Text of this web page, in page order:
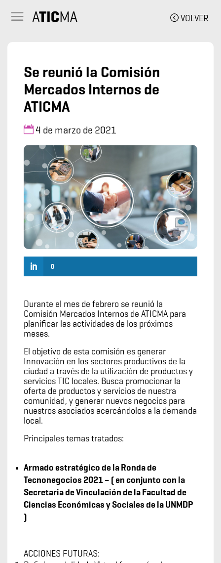
VOLVER
Se reunió la Comisión
Mercados Internos de
ATICMA
4 de marzo de 2021
0
Durante el mes de febrero se reunió la
Comisión Mercados Internos de ATICMA para
planificar las actividades de los próximos
meses.
El objetivo de esta comisión es generar
Innovación en los sectores productivos de la
ciudad a través de la utilización de productos y
servicios TIC locales. Busca promocionar la
oferta de productos y servicios de nuestra
comunidad, y generar nuevos negocios para
nuestros asociados acercándolos a la demanda
local.
Principales temas tratados:
Armado estratégico de la Ronda de
Tecnonegocios 2021 – ( en conjunto con la
Secretaria de Vinculación de la Facultad de
Ciencias Económicas y Sociales de la UNMDP
)
ACCIONES FUTURAS: